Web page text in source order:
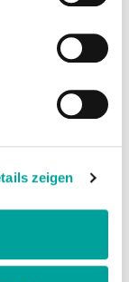
zeigen
für alle,